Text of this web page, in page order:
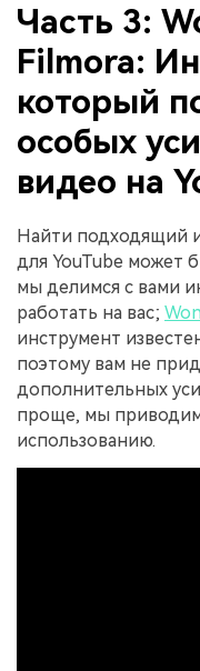
Часть 3:
Filmora:
который
особых
видео на
Найти подходящий
для YouTube может
мы делимся с вами
работать на вас;
инструмент
поэтому вам не
дополнительных
проще, мы
использованию.